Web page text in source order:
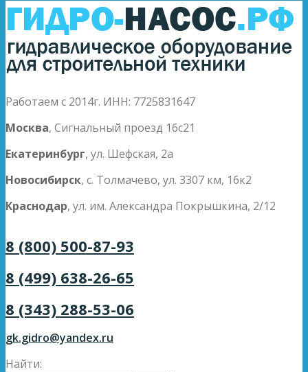
Работаем с 2014г. ИНН: 7725831647
Москва, Сигнальный проезд 16с21
Екатеринбург, ул. Шефская, 2а
Новосибирск, с. Толмачево, ул. 3307 км, 16к2
Краснодар, ул. им. Александра Покрышкина, 2/12
8 (800) 500-87-93
8 (499) 638-26-65
8 (343) 288-53-06
gk.gidro@yandex.ru
Найти: